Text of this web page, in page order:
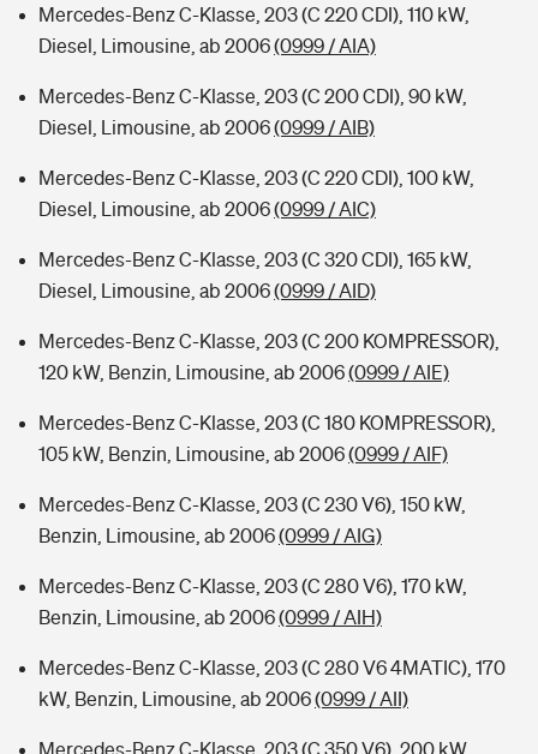
Mercedes-Benz C-Klasse, 203 (C 220 CDI), 110 kW,
Diesel, Limousine, ab 2006(0999 / AIA)
Mercedes-Benz C-Klasse, 203 (C 200 CDI), 90 kW,
Diesel, Limousine, ab 2006(0999 / AIB)
Mercedes-Benz C-Klasse, 203 (C 220 CDI), 100 kW,
Diesel, Limousine, ab 2006(0999 / AIC)
Mercedes-Benz C-Klasse, 203 (C 320 CDI), 165 kW,
Diesel, Limousine, ab 2006(0999 / AID)
Mercedes-Benz C-Klasse, 203 (C 200 KOMPRESSOR),
120 kW, Benzin, Limousine, ab 2006(0999 / AIE)
Mercedes-Benz C-Klasse, 203 (C 180 KOMPRESSOR),
105 kW, Benzin, Limousine, ab 2006(0999 / AIF)
Mercedes-Benz C-Klasse, 203 (C 230 V6), 150 kW,
Benzin, Limousine, ab 2006(0999 / AIG)
Mercedes-Benz C-Klasse, 203 (C 280 V6), 170 kW,
Benzin, Limousine, ab 2006(0999 / AIH)
Mercedes-Benz C-Klasse, 203 (C 280 V6 4MATIC), 170
kW, Benzin, Limousine, ab 2006(0999 / AII)
Mercedes-Benz C-Klasse, 203 (C 350 V6), 200 kW,